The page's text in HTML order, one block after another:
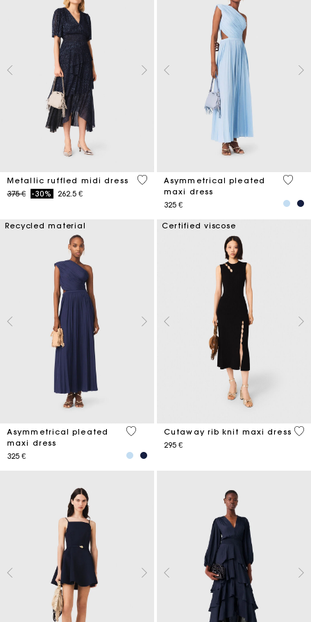
Metallic ruffled midi dress
Price reduced from
375 €to-30% 262.5 €
4 out of 5 Customer Rating
Asymmetrical pleated
maxi dress
325 €
5 out
Recycled material
Asymmetrical pleated
maxi dress
325 €
4,8 out of 5 Customer Rating
Certified viscose
Cutaway rib knit maxi dress
295 €
5